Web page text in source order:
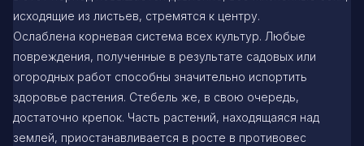
исходящие из листьев, стремятся к центру.
Ослаблена корневая система всех культур. Любые
повреждения, полученные в результате садовых или
огородных работ способны значительно испортить
здоровье растения. Стебель же, в свою очередь,
достаточно крепок. Часть растений, находящаяся над
землей, приостанавливается в росте в противовес